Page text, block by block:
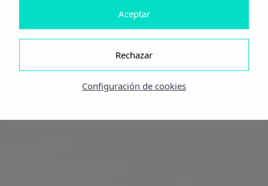
Configuración de cookies
Rechazar
Aceptar